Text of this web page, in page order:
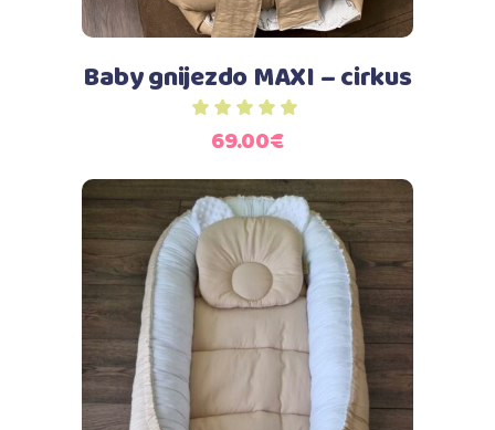
Baby gnijezdo MAXI – cirkus
69.00€
Dodaj u košaricu